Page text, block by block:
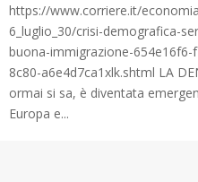
https://www.corriere.it/
6_luglio_30/crisi-demografica-
buona-immigrazione-654e16f6-
8c80-a6e4d7ca1xlk.shtml LA
ormai si sa, è diventata
Europa e...